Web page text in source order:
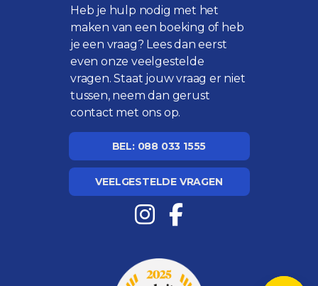
Heb je hulp nodig met het
maken van een boeking of heb
je een vraag? Lees dan eerst
even onzeveelgestelde
vragen. Staat jouw vraag er niet
tussen, neem dan gerust
contact met ons op.
BEL: 088 033 1555
VEELGESTELDE VRAGEN